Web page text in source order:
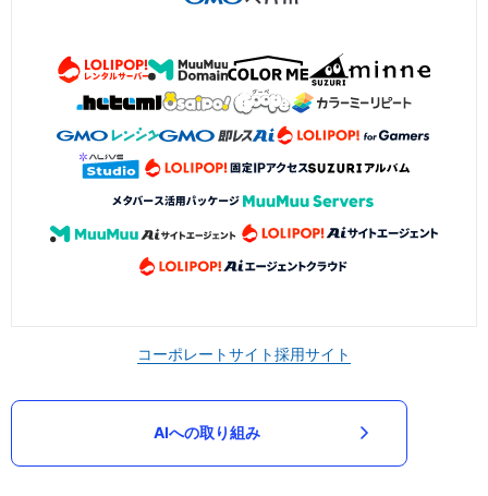
コーポレートサイト採用サイト
AIへの取り組み